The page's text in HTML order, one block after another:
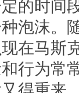
的时间
泡沫。
在马斯
行为常